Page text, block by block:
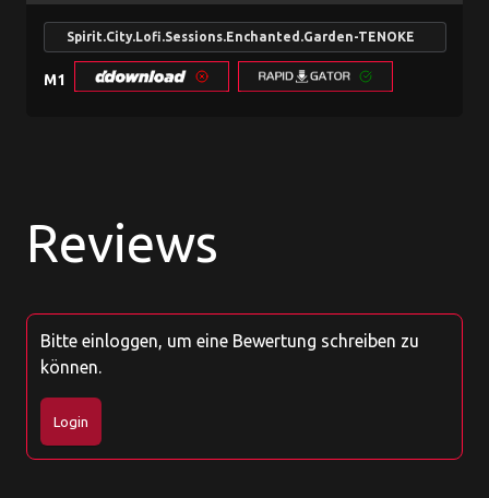
Spirit.City.Lofi.Sessions.Enchanted.Garden-TENOKE
M1
Reviews
Bitte einloggen, um eine Bewertung schreiben zu
können.
Login